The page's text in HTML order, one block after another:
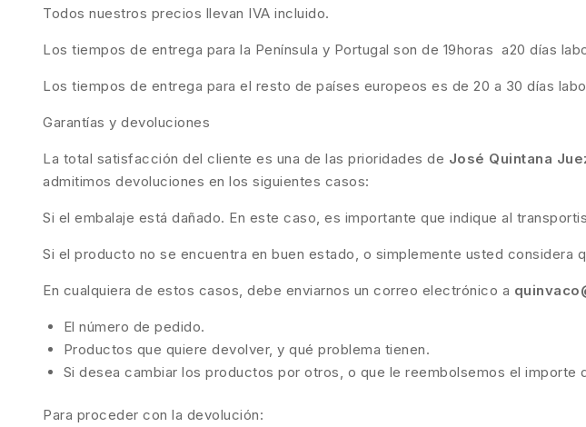
Todos nuestros precios llevan IVA incluido.
Los tiempos de entrega para la Península y Portugal son de 19horas a20 días
Los tiempos de entrega para el resto de países europeos es de 20 a 30 días
Garantías y devoluciones
La total satisfacción del cliente es una de las prioridades de José Quintana
admitimos devoluciones en los siguientes casos:
Si el embalaje está dañado. En este caso, es importante que indique al
Si el producto no se encuentra en buen estado, o simplemente usted considera
En cualquiera de estos casos, debe enviarnos un correo electrónico a
El número de pedido.
Productos que quiere devolver, y qué problema tienen.
Si desea cambiar los productos por otros, o que le reembolsemos el importe
Para proceder con la devolución: